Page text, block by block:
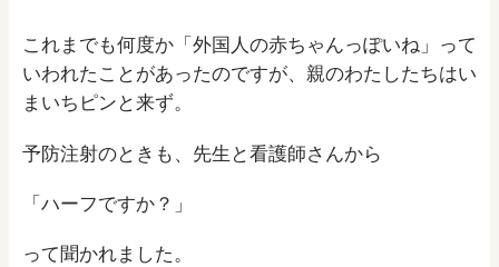
これまでも何度か「外国人の赤ちゃんっぽいね」って
いわれたことがあったのですが、親のわたしたちはい
まいちピンと来ず。
予防注射のときも、先生と看護師さんから
「ハーフですか？」
って聞かれました。